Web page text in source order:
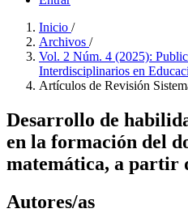
Inicio /
Archivos /
Vol. 2 Núm. 4 (2025):
Interdisciplinarios en
Artículos de Revisión
Desarrollo de
en la formación del
matemática, a partir
Autores/as